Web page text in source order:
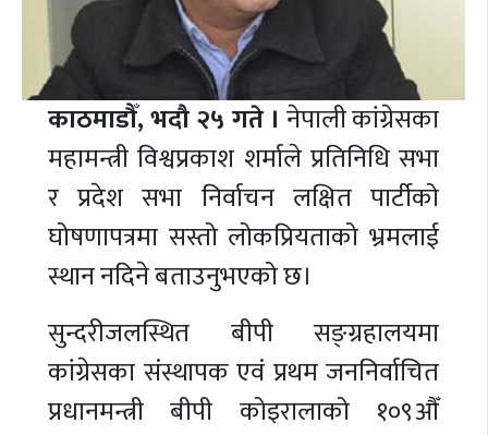
काठमाडौँ, भदौ २५ गते । नेपाली कांग्रेसका
महामन्त्री विश्वप्रकाश शर्माले प्रतिनिधि सभा
र प्रदेश सभा निर्वाचन लक्षित पार्टीको
घोषणापत्रमा सस्तो लोकप्रियताको भ्रमलाई
स्थान नदिने बताउनुभएको छ।
सुन्दरीजलस्थित बीपी सङ्ग्रहालयमा
कांग्रेसका संस्थापक एवं प्रथम जननिर्वाचित
प्रधानमन्त्री बीपी कोइरालाको १०९औँ